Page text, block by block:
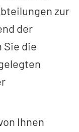
zur
der
Sie die
Ihnen